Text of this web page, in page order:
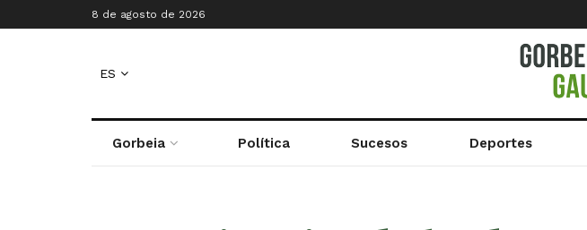
8 de agosto de 2026
ES
Gorbeia Política Sucesos Deportes